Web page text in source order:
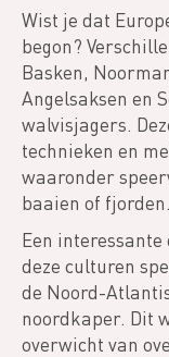
Wist je dat
begon?
Basken,
Angelsaksen en
walvisjagers.
technieken en
waaronder
baaien of fjorden.
Een
deze culturen
de Noord-
noordkaper. Dit
overwicht van